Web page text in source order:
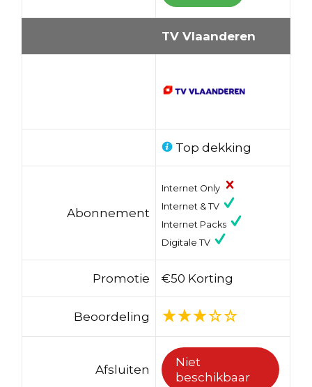
TV Vlaanderen
Top dekking
Abonnement
Internet Only
Internet & TV
Internet Packs
Digitale TV
Promotie €50 Korting
Beoordeling
Afsluiten
Niet
beschikbaar